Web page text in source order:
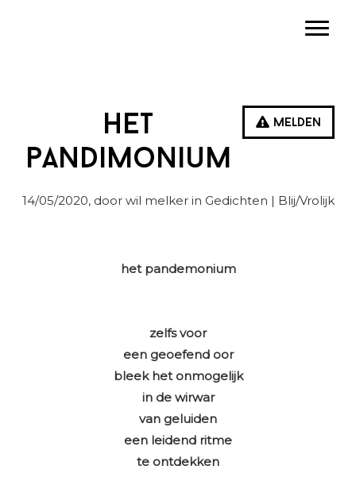
Melden
Het
pandimonium
14/05/2020, door wil melker in Gedichten | Blij/Vrolijk
het pandemonium
zelfs voor
een geoefend oor
bleek het onmogelijk
in de wirwar
van geluiden
een leidend ritme
te ontdekken